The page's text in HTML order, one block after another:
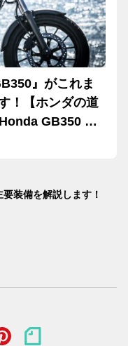
』がこれま
！【ホンダの道
GB350 前
装備を解説します！